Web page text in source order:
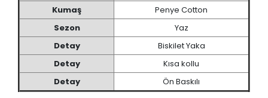
Kumaş
Penye Cotton
Sezon
Yaz
Detay
Biskilet Yaka
Detay
Kısa kollu
Detay
Ön Baskılı